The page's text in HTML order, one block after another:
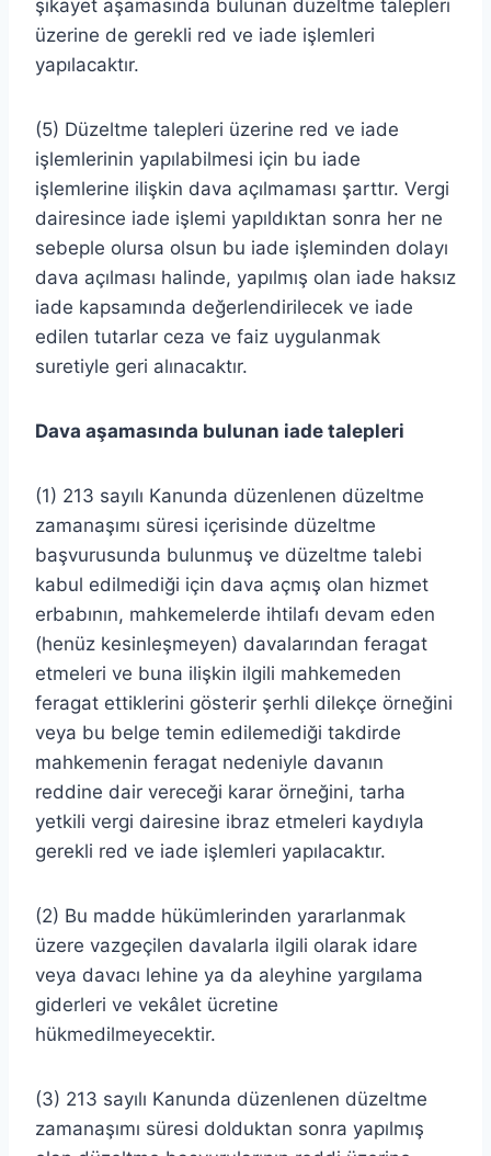
şikayet aşamasında bulunan düzeltme talepleri
üzerine de gerekli red ve iade işlemleri
yapılacaktır.
(5) Düzeltme talepleri üzerine red ve iade
işlemlerinin yapılabilmesi için bu iade
işlemlerine ilişkin dava açılmaması şarttır. Vergi
dairesince iade işlemi yapıldıktan sonra her ne
sebeple olursa olsun bu iade işleminden dolayı
dava açılması halinde, yapılmış olan iade haksız
iade kapsamında değerlendirilecek ve iade
edilen tutarlar ceza ve faiz uygulanmak
suretiyle geri alınacaktır.
Dava aşamasında bulunan iade talepleri
(1) 213 sayılı Kanunda düzenlenen düzeltme
zamanaşımı süresi içerisinde düzeltme
başvurusunda bulunmuş ve düzeltme talebi
kabul edilmediği için dava açmış olan hizmet
erbabının, mahkemelerde ihtilafı devam eden
(henüz kesinleşmeyen) davalarından feragat
etmeleri ve buna ilişkin ilgili mahkemeden
feragat ettiklerini gösterir şerhli dilekçe örneğini
veya bu belge temin edilemediği takdirde
mahkemenin feragat nedeniyle davanın
reddine dair vereceği karar örneğini, tarha
yetkili vergi dairesine ibraz etmeleri kaydıyla
gerekli red ve iade işlemleri yapılacaktır.
(2) Bu madde hükümlerinden yararlanmak
üzere vazgeçilen davalarla ilgili olarak idare
veya davacı lehine ya da aleyhine yargılama
giderleri ve vekâlet ücretine
hükmedilmeyecektir.
(3) 213 sayılı Kanunda düzenlenen düzeltme
zamanaşımı süresi dolduktan sonra yapılmış